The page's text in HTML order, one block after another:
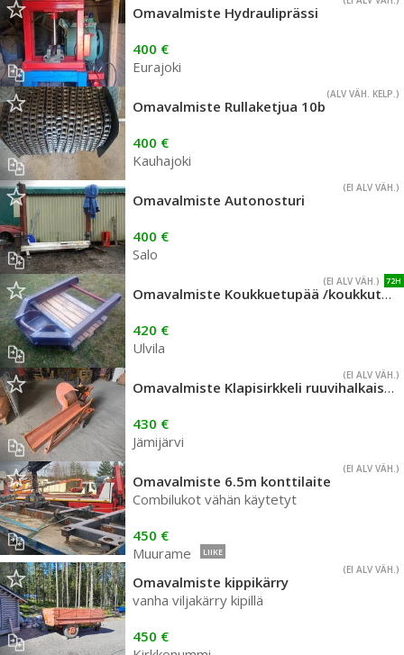
Omavalmiste Hydrauliprässi
400 €
Eurajoki
(ALV VÄH. KELP.)
Omavalmiste Rullaketjua 10b
400 €
Kauhajoki
(EI ALV VÄH.)
Omavalmiste Autonosturi
400 €
Salo
72H
(EI ALV VÄH.)
Omavalmiste Koukkuetupää /koukkutartunta
420 €
Ulvila
(EI ALV VÄH.)
Omavalmiste Klapisirkkeli ruuvihalkaisijalla
430 €
Jämijärvi
(EI ALV VÄH.)
Omavalmiste 6.5m konttilaite
Combilukot vähän käytetyt
450 €
Muurame
LIIKE
(EI ALV VÄH.)
Omavalmiste kippikärry
vanha viljakärry kipillä
450 €